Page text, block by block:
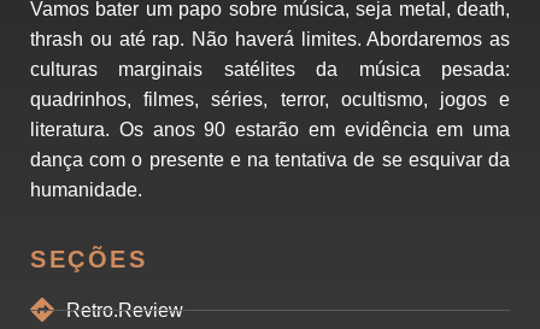
Vamos bater um papo sobre música, seja metal, death,
thrash ou até rap. Não haverá limites. Abordaremos as
culturas marginais satélites da música pesada:
quadrinhos, filmes, séries, terror, ocultismo, jogos e
literatura. Os anos 90 estarão em evidência em uma
dança com o presente e na tentativa de se esquivar da
humanidade.
SEÇÕES
Retro.Review